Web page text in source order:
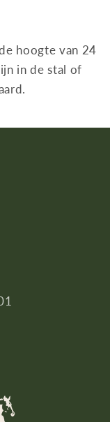
hoogte van 24
in de stal of